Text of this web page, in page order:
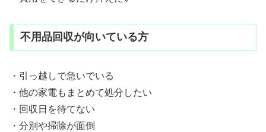
不用品回収が向いている方
・引っ越しで急いでいる
・他の家電もまとめて処分したい
・回収日を待てない
・分別や掃除が面倒